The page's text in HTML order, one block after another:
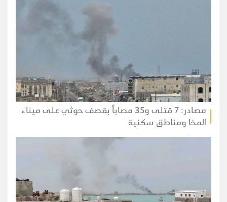
مصادر: 7 قتلى و35 مصاباً بقصف حوثي على ميناء
المخا ومناطق سكنية